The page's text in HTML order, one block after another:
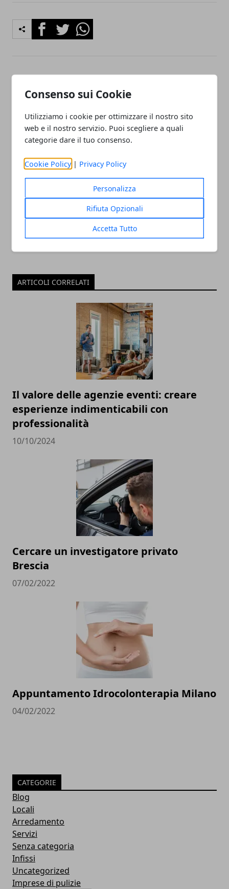
Consenso sui Cookie
Utilizziamo i cookie per ottimizzare il nostro sito
web e il nostro servizio. Puoi scegliere a quali
categorie dare il tuo consenso.
Cookie Policy | Privacy Policy
Personalizza
Rifiuta Opzionali
Accetta Tutto
FacebookTwitterWhatsapp
Traslochi ville Roma
Redazione
ARTICOLI CORRELATI
Il valore delle agenzie eventi: creare
esperienze indimenticabili con
professionalità
10/10/2024
Cercare un investigatore privato
Brescia
07/02/2022
Appuntamento Idrocolonterapia Milano
04/02/2022
CATEGORIE
Blog
Locali
Arredamento
Servizi
Senza categoria
Infissi
Uncategorized
Imprese di pulizie